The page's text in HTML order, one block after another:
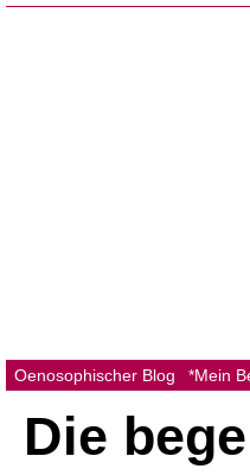
Oenosophischer Blog *Mein
Die